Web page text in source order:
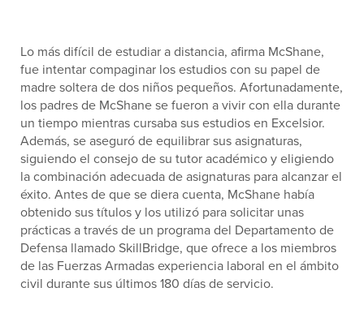
Lo más difícil de estudiar a distancia, afirma McShane,
fue intentar compaginar los estudios con su papel de
madre soltera de dos niños pequeños. Afortunadamente,
los padres de McShane se fueron a vivir con ella durante
un tiempo mientras cursaba sus estudios en Excelsior.
Además, se aseguró de equilibrar sus asignaturas,
siguiendo el consejo de su tutor académico y eligiendo
la combinación adecuada de asignaturas para alcanzar el
éxito. Antes de que se diera cuenta, McShane había
obtenido sus títulos y los utilizó para solicitar unas
prácticas a través de un programa del Departamento de
Defensa llamado SkillBridge, que ofrece a los miembros
de las Fuerzas Armadas experiencia laboral en el ámbito
civil durante sus últimos 180 días de servicio.